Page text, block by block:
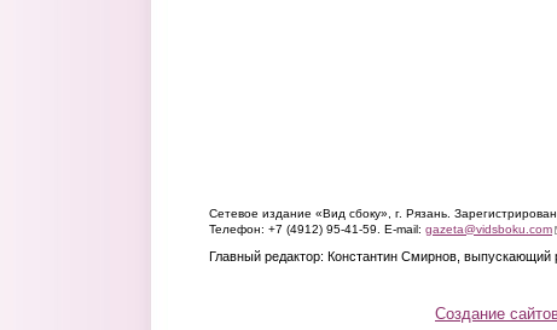
Сетевое издание «Вид сбоку», г. Рязань.
Телефон: +7 (4912) 95-41-59. E-mail: gazeta@vidsboku.com
Главный редактор: Константин Смирнов, выпускающий
Создание